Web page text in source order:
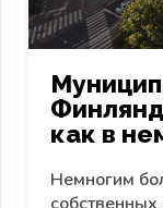
как в
Немногим